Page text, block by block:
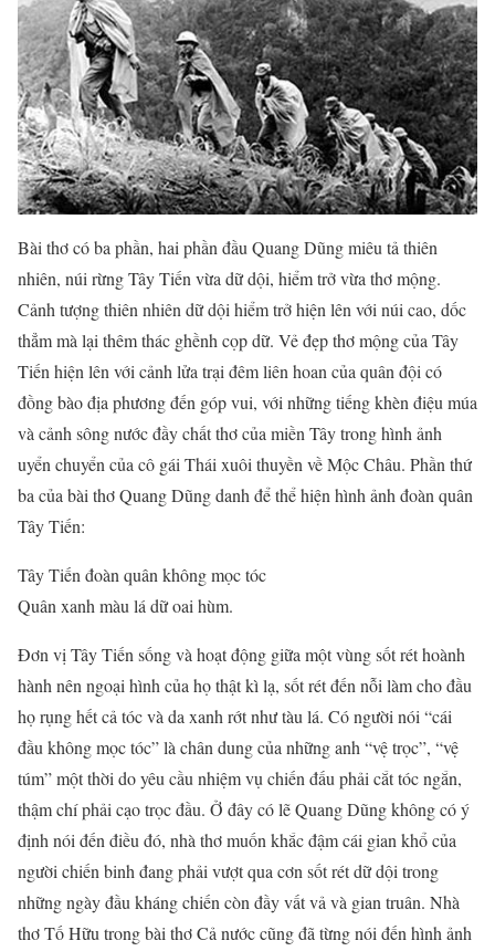
Bài thơ có ba phần, hai phần đầu Quang Dũng miêu tả thiên
nhiên, núi rừng Tây Tiến vừa dữ dội, hiểm trở vừa thơ mộng.
Cảnh tượng thiên nhiên dữ dội hiểm trở hiện lên với núi cao, dốc
thẳm mà lại thêm thác ghềnh cọp dữ. Vẻ đẹp thơ mộng của Tây
Tiến hiện lên với cảnh lửa trại đêm liên hoan của quân đội có
đồng bào địa phương đến góp vui, với những tiếng khèn điệu múa
và cảnh sông nước đầy chất thơ của miền Tây trong hình ảnh
uyển chuyển của cô gái Thái xuôi thuyền về Mộc Châu. Phần thứ
ba của bài thơ Quang Dũng danh để thể hiện hình ảnh đoàn quân
Tây Tiến:
Tây Tiến đoàn quân không mọc tóc
Quân xanh màu lá dữ oai hùm.
Đơn vị Tây Tiến sống và hoạt động giữa một vùng sốt rét hoành
hành nên ngoại hình của họ thật kì lạ, sốt rét đến nỗi làm cho đầu
họ rụng hết cả tóc và da xanh rớt như tàu lá. Có người nói “cái
đầu không mọc tóc” là chân dung của những anh “vệ trọc”, “vệ
túm” một thời do yêu cầu nhiệm vụ chiến đấu phải cắt tóc ngắn,
thậm chí phải cạo trọc đầu. Ở đây có lẽ Quang Dũng không có ý
định nói đến điều đó, nhà thơ muốn khắc đậm cái gian khổ của
người chiến binh đang phải vượt qua cơn sốt rét dữ dội trong
những ngày đầu kháng chiến còn đầy vất vả và gian truân. Nhà
thơ Tố Hữu trong bài thơ Cả nước cũng đã từng nói đến hình ảnh